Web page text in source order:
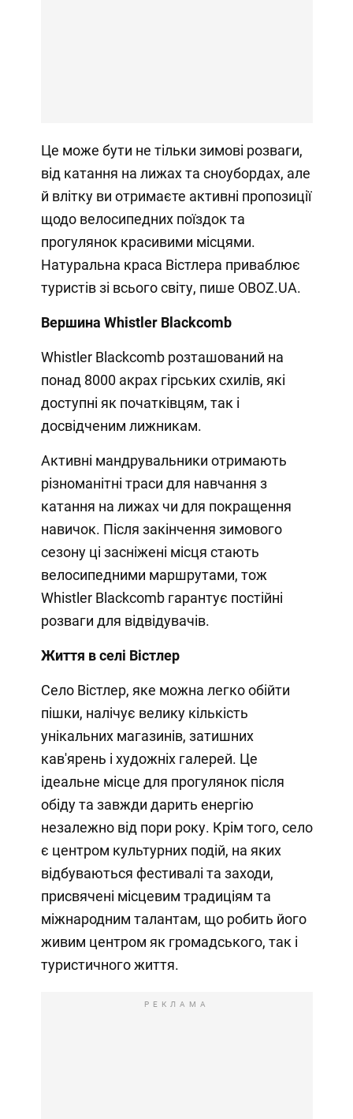
Це може бути не тільки зимові розваги,
від катання на лижах та сноубордах, але
й влітку ви отримаєте активні пропозиції
щодо велосипедних поїздок та
прогулянок красивими місцями.
Натуральна краса Вістлера приваблює
туристів зі всього світу, пише OBOZ.UA.
Вершина Whistler Blackcomb
Whistler Blackcomb розташований на
понад 8000 акрах гірських схилів, які
доступні як початківцям, так і
досвідченим лижникам.
Активні мандрувальники отримають
різноманітні траси для навчання з
катання на лижах чи для покращення
навичок. Після закінчення зимового
сезону ці засніжені місця стають
велосипедними маршрутами, тож
Whistler Blackcomb гарантує постійні
розваги для відвідувачів.
Життя в селі Вістлер
Село Вістлер, яке можна легко обійти
пішки, налічує велику кількість
унікальних магазинів, затишних
кав'ярень і художніх галерей. Це
ідеальне місце для прогулянок після
обіду та завжди дарить енергію
незалежно від пори року. Крім того, село
є центром культурних подій, на яких
відбуваються фестивалі та заходи,
присвячені місцевим традиціям та
міжнародним талантам, що робить його
живим центром як громадського, так і
туристичного життя.
РЕКЛАМА